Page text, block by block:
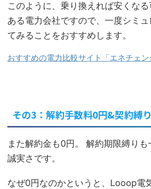
このように、乗り換えれば安くな
ある電力会社ですので、一度シミ
てみることをおすすめします。
おすすめの電力比較サイト「エネチェン
その3：解約手数料0円&契約縛
また解約金も0円。
解約期限縛りも
誠実さ です。
なぜ0円なのかというと、Looop電